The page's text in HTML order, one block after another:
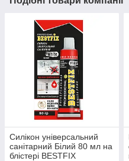
Силікон універсальний
санітарний Білий 80 мл на
блістері BESTFIX